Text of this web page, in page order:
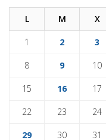
L M X
1 2 3
8 9 10
15 16 17
22 23 24
29 30
31